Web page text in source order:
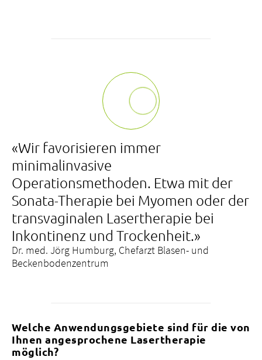
«Wir favorisieren immer
minimalinvasive
Operationsmethoden. Etwa mit der
Sonata-Therapie bei Myomen oder der
transvaginalen Lasertherapie bei
Inkontinenz und Trockenheit.»
Dr. med. Jörg Humburg, Chefarzt Blasen- und
Beckenbodenzentrum
Welche Anwendungsgebiete sind für die von
Ihnen angesprochene Lasertherapie
möglich?